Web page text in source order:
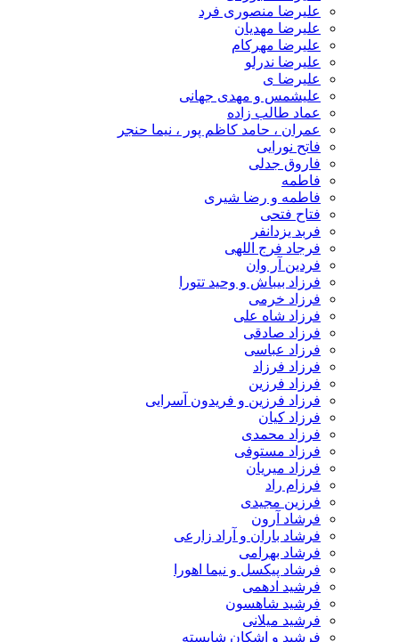
علیرضا منصوری فرد
علیرضا مهدیان
علیرضا مهرکام
علیرضا ندرلو
علیرضا ی
علیشمس و مهدی جهانی
عماد طالب زاده
عمران ، حامد کاظم پور ، نیما حنجر
فاتح نورایی
فاروق جدلی
فاطمه
فاطمه و رضا شیری
فتاح فتحی
فربد یزدانفر
فرجاد فرج اللهی
فردین آر وان
فرزاد بیباش و وحید تتورا
فرزاد خرمی
فرزاد شاه علی
فرزاد صادقی
فرزاد عباسی
فرزاد فرزاد
فرزاد فرزین
فرزاد فرزین و فریدون آسرایی
فرزاد کیان
فرزاد محمدی
فرزاد مستوفی
فرزاد میریان
فرزام راد
فرزین مجیدی
فرشاد آرون
فرشاد باران و آراد زارعی
فرشاد بهرامی
فرشاد پیکسل و نیما اهورا
فرشید ادهمی
فرشید شاهسون
فرشید میلانی
فرشید و اشکان شایسته